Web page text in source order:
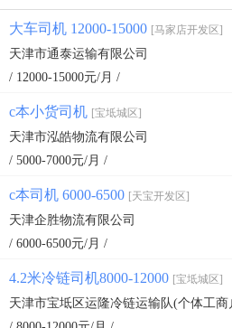
大车司机 12000-15000 [马家店开发区]
天津市通泰运输有限公司
/ 12000-15000元/月 /
c本小货司机 [宝坻城区]
天津市泓皓物流有限公司
/ 5000-7000元/月 /
c本司机 6000-6500 [天宝开发区]
天津企胜物流有限公司
/ 6000-6500元/月 /
4.2米冷链司机8000-12000 [宝坻城区]
天津市宝坻区运隆冷链运输队(个体工商